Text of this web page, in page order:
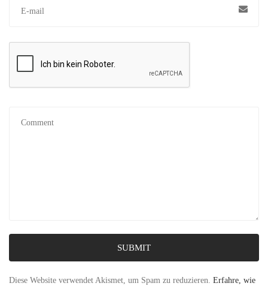
SUBMIT
Diese Website verwendet Akismet, um Spam zu reduzieren. Erfahre, wie